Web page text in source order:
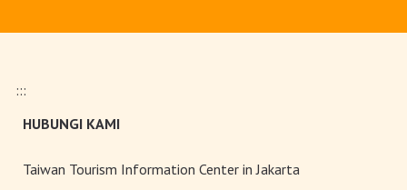
:::
HUBUNGI KAMI
Taiwan Tourism Information Center in Jakarta